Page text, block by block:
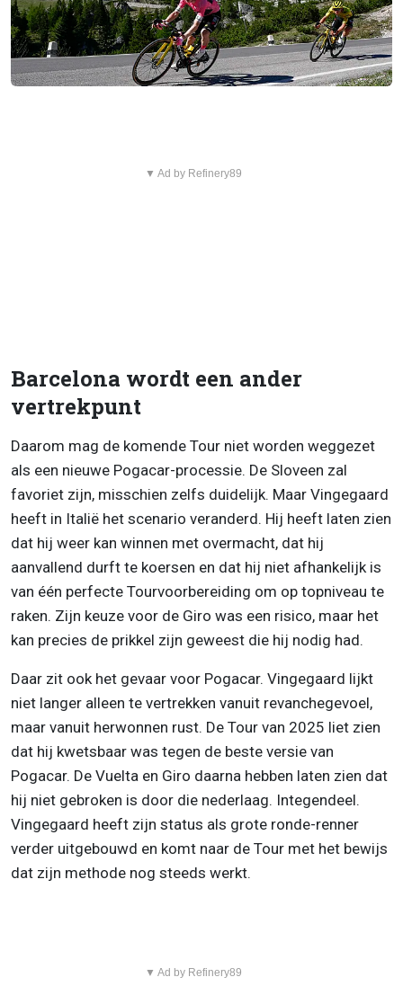
▼ Ad by Refinery89
Barcelona wordt een ander
vertrekpunt
Daarom mag de komende Tour niet worden weggezet
als een nieuwe Pogacar-processie. De Sloveen zal
favoriet zijn, misschien zelfs duidelijk. Maar Vingegaard
heeft in Italië het scenario veranderd. Hij heeft laten zien
dat hij weer kan winnen met overmacht, dat hij
aanvallend durft te koersen en dat hij niet afhankelijk is
van één perfecte Tourvoorbereiding om op topniveau te
raken. Zijn keuze voor de Giro was een risico, maar het
kan precies de prikkel zijn geweest die hij nodig had.
Daar zit ook het gevaar voor Pogacar. Vingegaard lijkt
niet langer alleen te vertrekken vanuit revanchegevoel,
maar vanuit herwonnen rust. De Tour van 2025 liet zien
dat hij kwetsbaar was tegen de beste versie van
Pogacar. De Vuelta en Giro daarna hebben laten zien dat
hij niet gebroken is door die nederlaag. Integendeel.
Vingegaard heeft zijn status als grote ronde-renner
verder uitgebouwd en komt naar de Tour met het bewijs
dat zijn methode nog steeds werkt.
▼ Ad by Refinery89